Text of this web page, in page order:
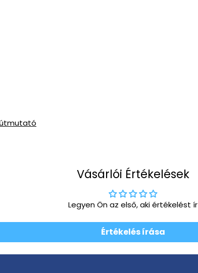
útmutató
Vásárlói Értékelések
Legyen Ön az első, aki értékelést ír
Értékelés írása